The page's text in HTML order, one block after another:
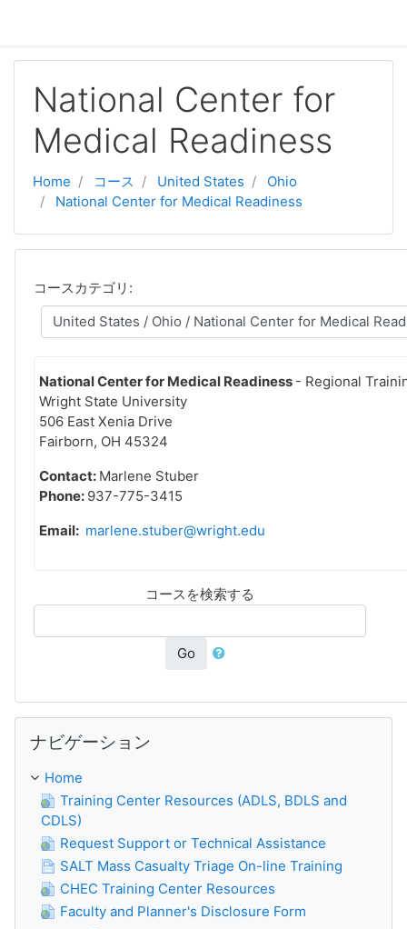
National Center for
Medical Readiness
Home コース United States
Ohio
National Center for Medical Readiness
コースカテゴリ:
National Center for Medical Readiness - Regional
Wright State University
506 East Xenia Drive
Fairborn, OH 45324
Contact: Marlene Stuber
Phone: 937-775-3415
Email: marlene.stuber@wright.edu
コースを検索する
Go
ナビゲーション
Home
Training Center Resources (ADLS, BDLS and
CDLS)
Request Support or Technical Assistance
SALT Mass Casualty Triage On-line Training
CHEC Training Center Resources
Faculty and Planner's Disclosure Form